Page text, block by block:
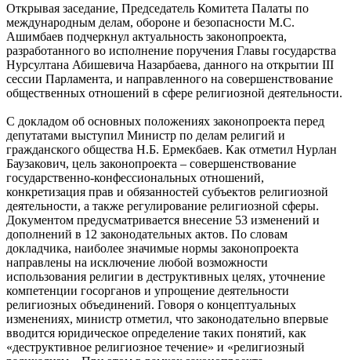
Открывая заседание, Председатель Комитета Палаты по
международным делам, обороне и безопасности М.С.
Ашимбаев подчеркнул актуальность законопроекта,
разработанного во исполнение поручения Главы государства
Нурсултана Абишевича Назарбаева, данного на открытии III
сессии Парламента, и направленного на совершенствование
общественных отношений в сфере религиозной деятельности.
С докладом об основных положениях законопроекта перед
депутатами выступил Министр по делам религий и
гражданского общества Н.Б. Ермекбаев. Как отметил Нурлан
Баузакович, цель законопроекта – совершенствование
государственно-конфессиональных отношений,
конкретизация прав и обязанностей субъектов религиозной
деятельности, а также регулирование религиозной сферы.
Документом предусматривается внесение 53 изменений и
дополнений в 12 законодательных актов. По словам
докладчика, наиболее значимые нормы законопроекта
направлены на исключение любой возможности
использования религии в деструктивных целях, уточнение
компетенции госорганов и упрощение деятельности
религиозных объединений. Говоря о концептуальных
изменениях, министр отметил, что законодательно впервые
вводится юридическое определение таких понятий, как
«деструктивное религиозное течение» и «религиозный